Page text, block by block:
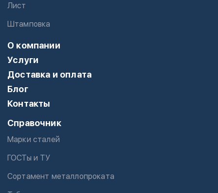
Лист
Штамповка
О компании
Услуги
Доставка и оплата
Блог
Контакты
Справочник
Марки сталей
ГОСТы и ТУ
Сортамент металлопроката